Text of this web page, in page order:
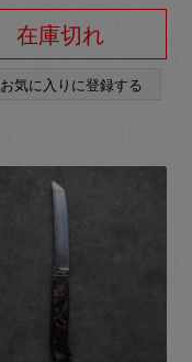
在庫切れ
お気に入りに登録する